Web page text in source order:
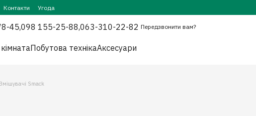
Контакти Угода
45,098 155-25-88,063-310-22-82 Передзвонити вам?
Побутова технікаАксесуари
Змішувачі Smack